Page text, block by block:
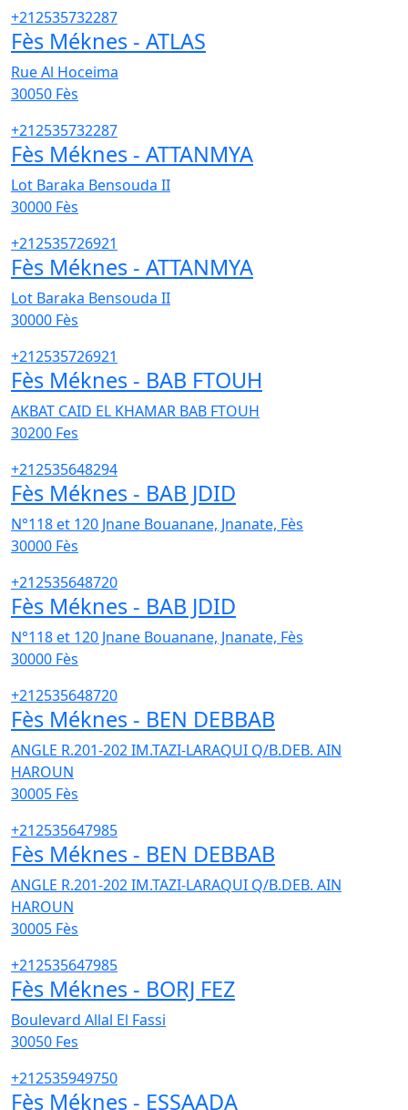
+212535732287
Fès Méknes - ATLAS
Rue Al Hoceima
30050 Fès
+212535732287
Fès Méknes - ATTANMYA
Lot Baraka Bensouda II
30000 Fès
+212535726921
Fès Méknes - ATTANMYA
Lot Baraka Bensouda II
30000 Fès
+212535726921
Fès Méknes - BAB FTOUH
AKBAT CAID EL KHAMAR BAB FTOUH
30200 Fes
+212535648294
Fès Méknes - BAB JDID
N°118 et 120 Jnane Bouanane, Jnanate, Fès
30000 Fès
+212535648720
Fès Méknes - BAB JDID
N°118 et 120 Jnane Bouanane, Jnanate, Fès
30000 Fès
+212535648720
Fès Méknes - BEN DEBBAB
ANGLE R.201-202 IM.TAZI-LARAQUI Q/B.DEB. AIN
HAROUN
30005 Fès
+212535647985
Fès Méknes - BEN DEBBAB
ANGLE R.201-202 IM.TAZI-LARAQUI Q/B.DEB. AIN
HAROUN
30005 Fès
+212535647985
Fès Méknes - BORJ FEZ
Boulevard Allal El Fassi
30050 Fes
+212535949750
Fès Méknes - ESSAADA